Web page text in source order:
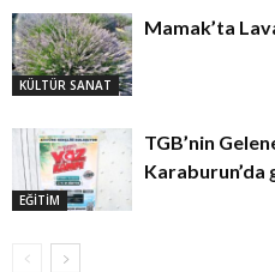
KÜLTÜR SANAT
Mamak’ta
EĞİTİM
TGB’nin